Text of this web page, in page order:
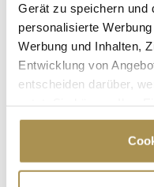
Gerät zu speichern und
personalisierte
Werbung und Inhalten,
Entwicklung von
entscheiden darüber,
Cookie-Erklärung oder
Trigger Symbol ändern